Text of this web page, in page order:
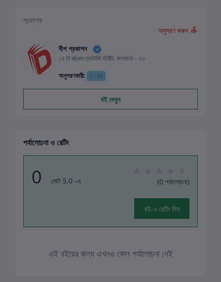
প্রকাশক
অনুসরণ করুন
দীপ প্রকাশন
১৪ বি বঙ্কিম চ্যাটার্জি স্ট্রীট, কলকাতা - ৭৩
অনুসরণকারী: 6138
বই দেখুন
পর্যালোচনা ও রেটিং
0 মোট 5.0 -এ (0 পর্যালোচনা)
বই-এ রেটিং দিন
এই বইয়ের জন্য এখনও কোন পর্যালোচনা নেই